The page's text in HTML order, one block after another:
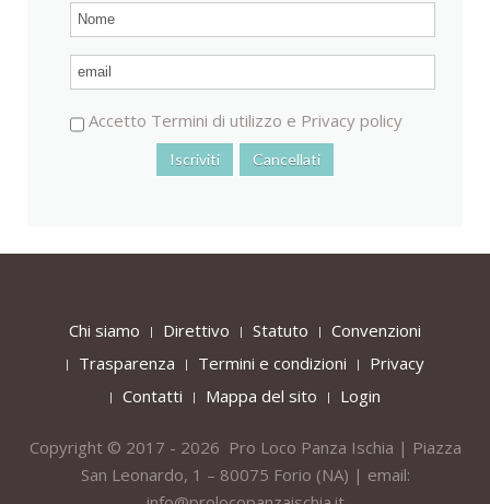
Accetto Termini di utilizzo e Privacy policy
Chi siamo Direttivo Statuto
Convenzioni
Trasparenza
Termini e condizioni
Privacy
Contatti
Mappa del sito Login
Copyright © 2017 - 2026 Pro Loco Panza Ischia | Piazza
San Leonardo, 1 – 80075 Forio (NA) | email: